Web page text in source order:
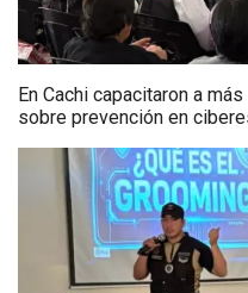
En Cachi capacitaron a
sobre prevención en